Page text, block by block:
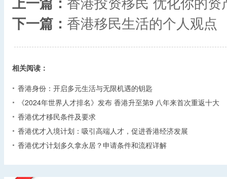
下一篇： 香港移民生活的个人观点
相关阅读：
香港身份：开启多元生活与无限机遇的钥匙
《2024年世界人才排名》发布 香港升至第9 八年来首次重返十大
香港优才移民条件及要求
香港优才入境计划：吸引高端人才，促进香港经济发展
香港优才计划多久拿永居？申请条件和流程详解